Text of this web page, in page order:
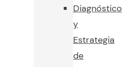
Diagnóstico
y
Estrategia
de